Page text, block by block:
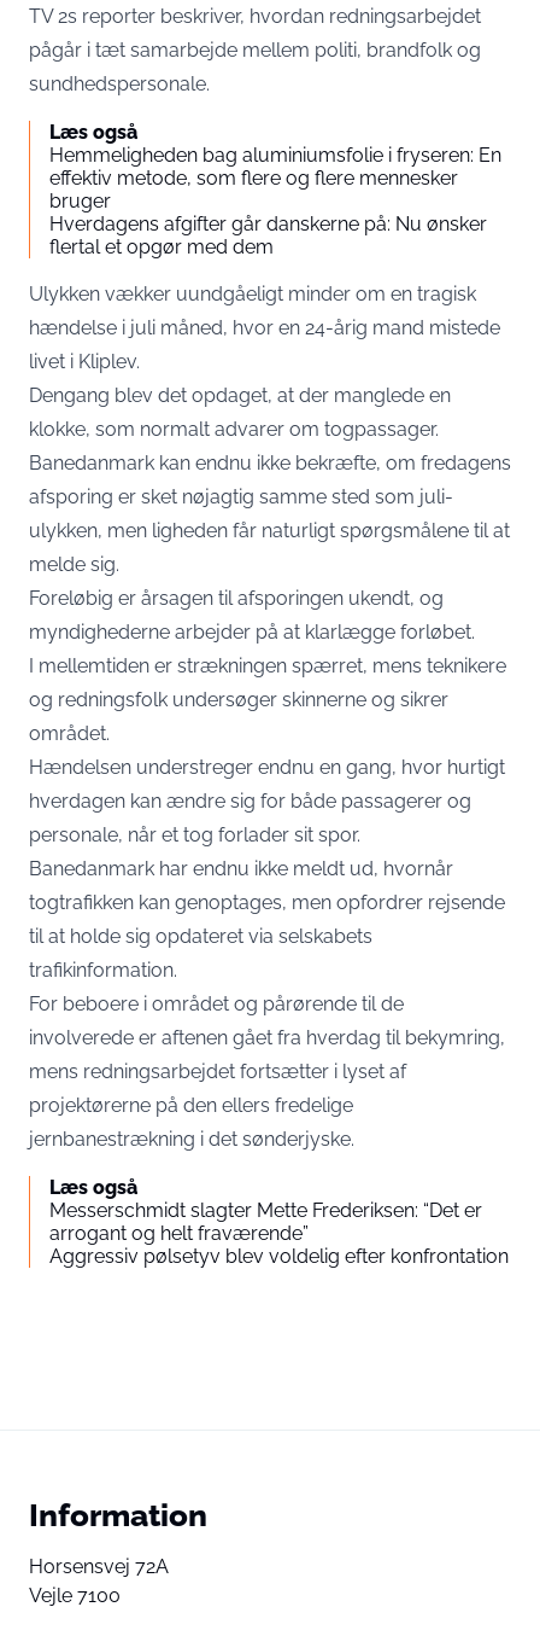
TV 2s reporter beskriver, hvordan redningsarbejdet
pågår i tæt samarbejde mellem politi, brandfolk og
sundhedspersonale.
Læs også
Hemmeligheden bag aluminiumsfolie i fryseren: En
effektiv metode, som flere og flere mennesker
bruger
Hverdagens afgifter går danskerne på: Nu ønsker
flertal et opgør med dem
Ulykken vækker uundgåeligt minder om en tragisk
hændelse i juli måned, hvor en 24-årig mand mistede
livet i Kliplev.
Dengang blev det opdaget, at der manglede en
klokke, som normalt advarer om togpassager.
Banedanmark kan endnu ikke bekræfte, om fredagens
afsporing er sket nøjagtig samme sted som juli-
ulykken, men ligheden får naturligt spørgsmålene til at
melde sig.
Foreløbig er årsagen til afsporingen ukendt, og
myndighederne arbejder på at klarlægge forløbet.
I mellemtiden er strækningen spærret, mens teknikere
og redningsfolk undersøger skinnerne og sikrer
området.
Hændelsen understreger endnu en gang, hvor hurtigt
hverdagen kan ændre sig for både passagerer og
personale, når et tog forlader sit spor.
Banedanmark har endnu ikke meldt ud, hvornår
togtrafikken kan genoptages, men opfordrer rejsende
til at holde sig opdateret via selskabets
trafikinformation.
For beboere i området og pårørende til de
involverede er aftenen gået fra hverdag til bekymring,
mens redningsarbejdet fortsætter i lyset af
projektørerne på den ellers fredelige
jernbanestrækning i det sønderjyske.
Læs også
Messerschmidt slagter Mette Frederiksen: “Det er
arrogant og helt fraværende”
Aggressiv pølsetyv blev voldelig efter konfrontation
Information
Horsensvej 72A
Vejle 7100